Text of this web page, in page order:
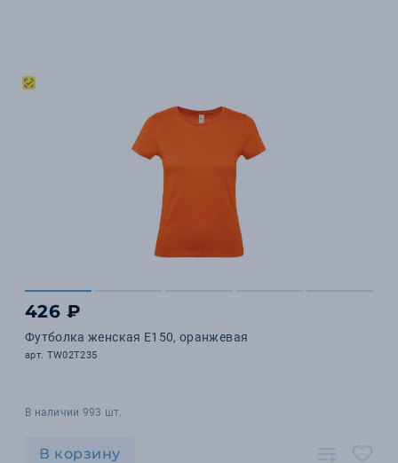
426 ₽
Футболка женская E150, оранжевая
арт. TW02T235
В наличии 993 шт.
В корзину